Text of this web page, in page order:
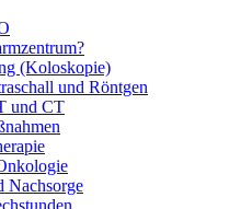
(Koloskopie)
und Röntgen
und CT
Nachsorge